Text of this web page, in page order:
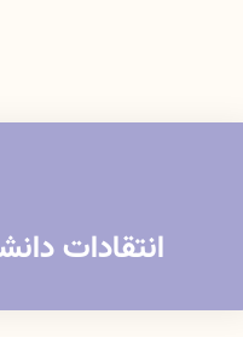
انتقادات